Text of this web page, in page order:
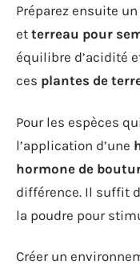
Préparez ensuite
et terreau pour
équilibre d’acidité
ces plantes de
Pour les espèces
l’application d’une
hormone de
différence. Il suffit
la poudre pour
Créer un